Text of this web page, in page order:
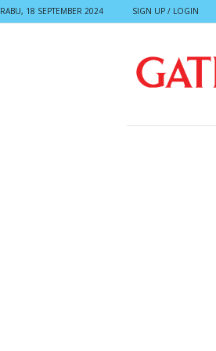
RABU, 18 SEPTEMBER 2024 SIGN UP / LOGIN